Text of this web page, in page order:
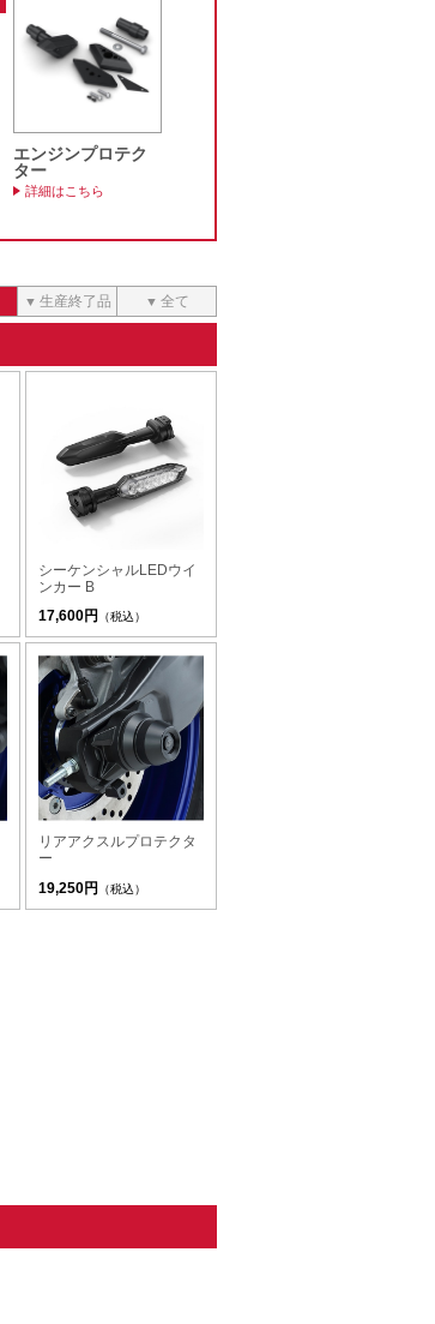
エンジンプロテク
ター
詳細はこちら
生産終了品 全て
シーケンシャルLEDウイ
ンカー B
17,600円
（税込）
リアアクスルプロテクタ
ー
19,250円 （税込）